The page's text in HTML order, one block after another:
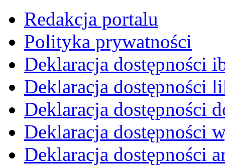
Redakcja portalu
Polityka prywatności
Deklaracja dostępności
Deklaracja dostępności
Deklaracja dostępności
Deklaracja dostępności
Deklaracja dostępności